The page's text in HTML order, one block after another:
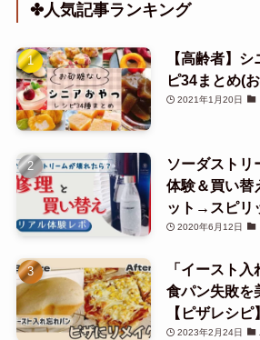
✤人気記事ランキング
【高齢者】
ピ34まとめ(
2021年1月20日
ソーダストリ
体験＆買い替
ット→スピリ
2020年6月12日
「イースト
食パン失敗を
【ピザレシピ】
2023年2月24日